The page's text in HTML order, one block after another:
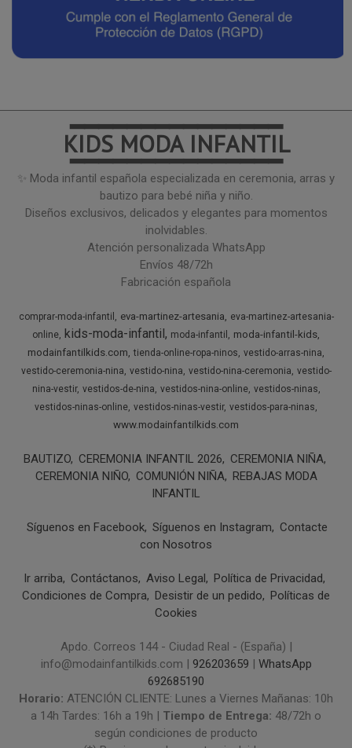
━━━━━━━━━━━━━━━
KIDS MODA INFANTIL
━━━━━━━━━━━━━━━
✨ Moda infantil española especializada en ceremonia, arras y
bautizo para bebé niña y niño.
Diseños exclusivos, delicados y elegantes para momentos
inolvidables.
Atención personalizada WhatsApp
Envíos 48/72h
Fabricación española
comprar-moda-infantil eva-martinez-artesania
eva-martinez-artesania-
online
kids-moda-infantil moda-infantil
moda-infantil-kids
modainfantilkids.com tienda-online-ropa-ninos vestido-arras-nina
vestido-ceremonia-nina vestido-nina vestido-nina-ceremonia vestido-
nina-vestir vestidos-de-nina vestidos-nina-online vestidos-ninas
vestidos-ninas-online vestidos-ninas-vestir vestidos-para-ninas
www.modainfantilkids.com
BAUTIZO CEREMONIA INFANTIL 2026
CEREMONIA NIÑA
CEREMONIA NIÑO COMUNIÓN NIÑA
REBAJAS MODA
INFANTIL
Síguenos en Facebook Síguenos en Instagram
Contacte
con Nosotros
Ir arriba Contáctanos Aviso Legal
Política de Privacidad
Condiciones de Compra
Desistir de un pedido
Políticas de
Cookies
Apdo. Correos 144 - Ciudad Real - (España) |
info@modainfantilkids.com | 926203659
WhatsApp
692685190
Horario: ATENCIÓN CLIENTE: Lunes a Viernes Mañanas: 10h
a 14h Tardes: 16h a 19h | Tiempo de Entrega: 48/72h o
según condiciones de producto